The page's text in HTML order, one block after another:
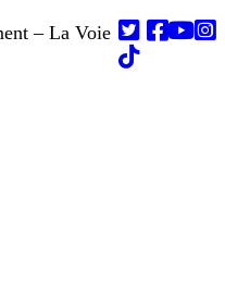
– La Voie
Follow us on
Follow us on
Follow us on
Follow us on
Follow us